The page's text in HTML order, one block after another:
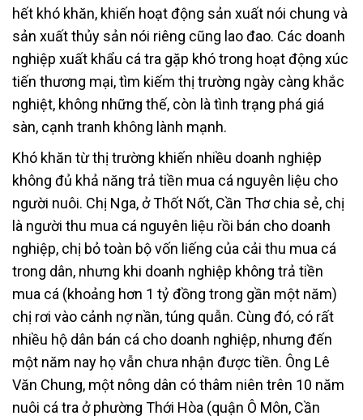
hết khó khăn, khiến hoạt động sản xuất nói chung và
sản xuất thủy sản nói riêng cũng lao đao. Các doanh
nghiệp xuất khẩu cá tra gặp khó trong hoạt động xúc
tiến thương mại, tìm kiếm thị trường ngày càng khắc
nghiệt, không những thế, còn là tình trạng phá giá
sàn, cạnh tranh không lành mạnh.
Khó khăn từ thị trường khiến nhiều doanh nghiệp
không đủ khả năng trả tiền mua cá nguyên liệu cho
người nuôi. Chị Nga, ở Thốt Nốt, Cần Thơ chia sẻ, chị
là người thu mua cá nguyên liệu rồi bán cho doanh
nghiệp, chị bỏ toàn bộ vốn liếng của cải thu mua cá
trong dân, nhưng khi doanh nghiệp không trả tiền
mua cá (khoảng hơn 1 tỷ đồng trong gần một năm)
chị rơi vào cảnh nợ nần, túng quẫn. Cùng đó, có rất
nhiều hộ dân bán cá cho doanh nghiệp, nhưng đến
một năm nay họ vẫn chưa nhận được tiền. Ông Lê
Văn Chung, một nông dân có thâm niên trên 10 năm
nuôi cá tra ở phường Thới Hòa (quận Ô Môn, Cần